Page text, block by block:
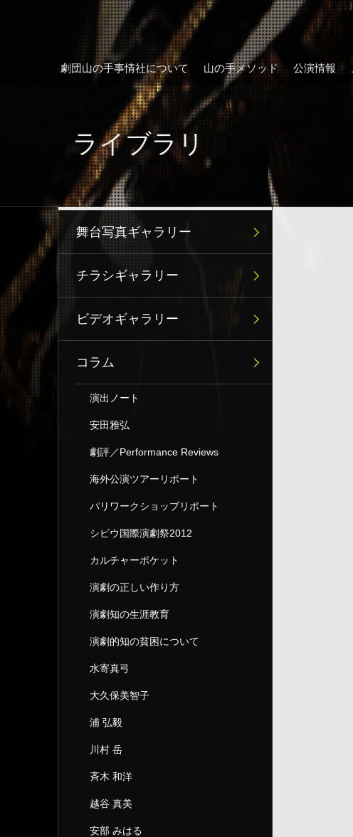
劇団山の手事情社について 山の手メソッド 公演情報
ライブラリ
舞台写真ギャラリー
チラシギャラリー
ビデオギャラリー
コラム
演出ノート
安田雅弘
劇評／Performance Reviews
海外公演ツアーリポート
パリワークショップリポート
シビウ国際演劇祭2012
カルチャーポケット
演劇の正しい作り方
演劇知の生涯教育
演劇的知の貧困について
水寄真弓
大久保美智子
浦 弘毅
川村 岳
斉木 和洋
越谷 真美
安部 みはる